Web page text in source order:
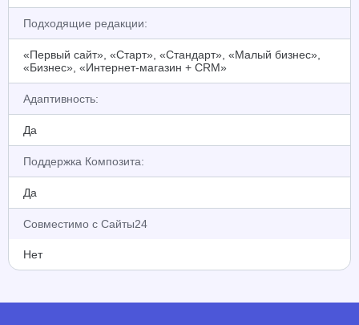
Подходящие редакции:
«Первый сайт», «Старт», «Стандарт», «Малый бизнес»,
«Бизнес», «Интернет-магазин + CRM»
Адаптивность:
Да
Поддержка Композита:
Да
Совместимо с Сайты24
Нет